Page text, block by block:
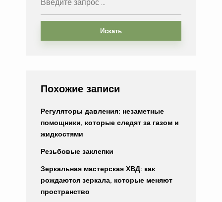
Искать
Похожие записи
Регуляторы давления: незаметные
помощники, которые следят за газом и
жидкостями
Резьбовые заклепки
Зеркальная мастерская ХВД: как
рождаются зеркала, которые меняют
пространство